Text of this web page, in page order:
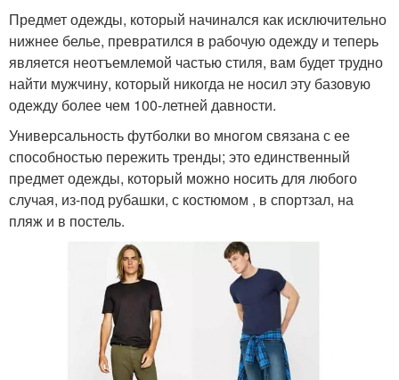
Предмет одежды, который начинался как исключительно
нижнее белье, превратился в рабочую одежду и теперь
является неотъемлемой частью стиля, вам будет трудно
найти мужчину, который никогда не носил эту базовую
одежду более чем 100-летней давности.
Универсальность футболки во многом связана с ее
способностью пережить тренды; это единственный
предмет одежды, который можно носить для любого
случая, из-под рубашки, с костюмом , в спортзал, на
пляж и в постель.